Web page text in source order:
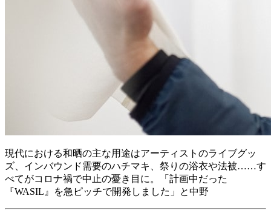
現代における和晒の主な用途はアーティストのライブグッ
ズ、インバウンド需要のハチマキ、祭りの浴衣や法被……す
べてがコロナ禍で中止の憂き目に。「計画中だった
『WASIL』を急ピッチで開発しました」と中野